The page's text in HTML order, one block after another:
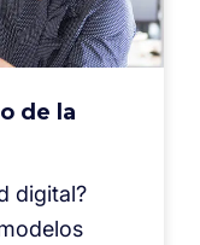
de la
digital?